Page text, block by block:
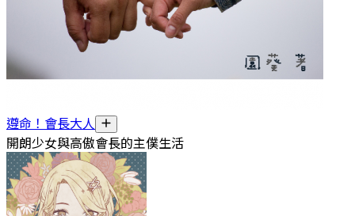
遵命！會長大人
開朗少女與高傲會長的主僕生活